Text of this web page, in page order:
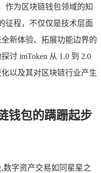
作为区块链钱包领域的知
征程，不仅仅是技术层面
新体验、拓展功能边界的
讨 imToken 从 1.0 到 2.0
以及其对区块链行业产生
钱包的蹒跚起步
数字资产交易如同星星之